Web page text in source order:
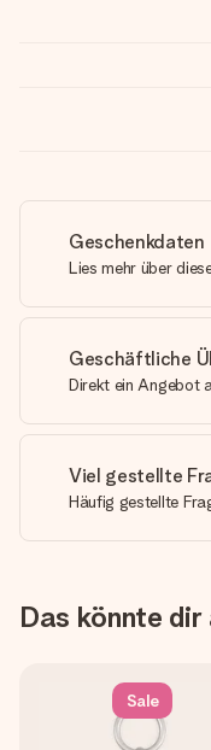
Geschenkdaten
Lies mehr über
Geschäftliche
Direkt ein Angebot
Viel gestellte
Häufig gestellte
Das könnte
Sale